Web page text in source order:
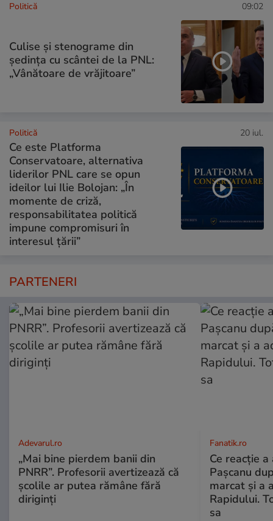
Politică 09:02
Culise și stenograme din
ședința cu scântei de la PNL:
„Vânătoare de vrăjitoare”
Politică 20 iul.
Ce este Platforma
Conservatoare, alternativa
liderilor PNL care se opun
ideilor lui Ilie Bolojan: „În
momente de criză,
responsabilitatea politică
impune compromisuri în
interesul țării”
PARTENERI
Adevarul.ro
„Mai bine pierdem banii din
PNRR”. Profesorii avertizează că
școlile ar putea rămâne fără
diriginți
Fanatik.ro
Ce reacție
Pașcanu
marcat și a
Rapidului.
sa